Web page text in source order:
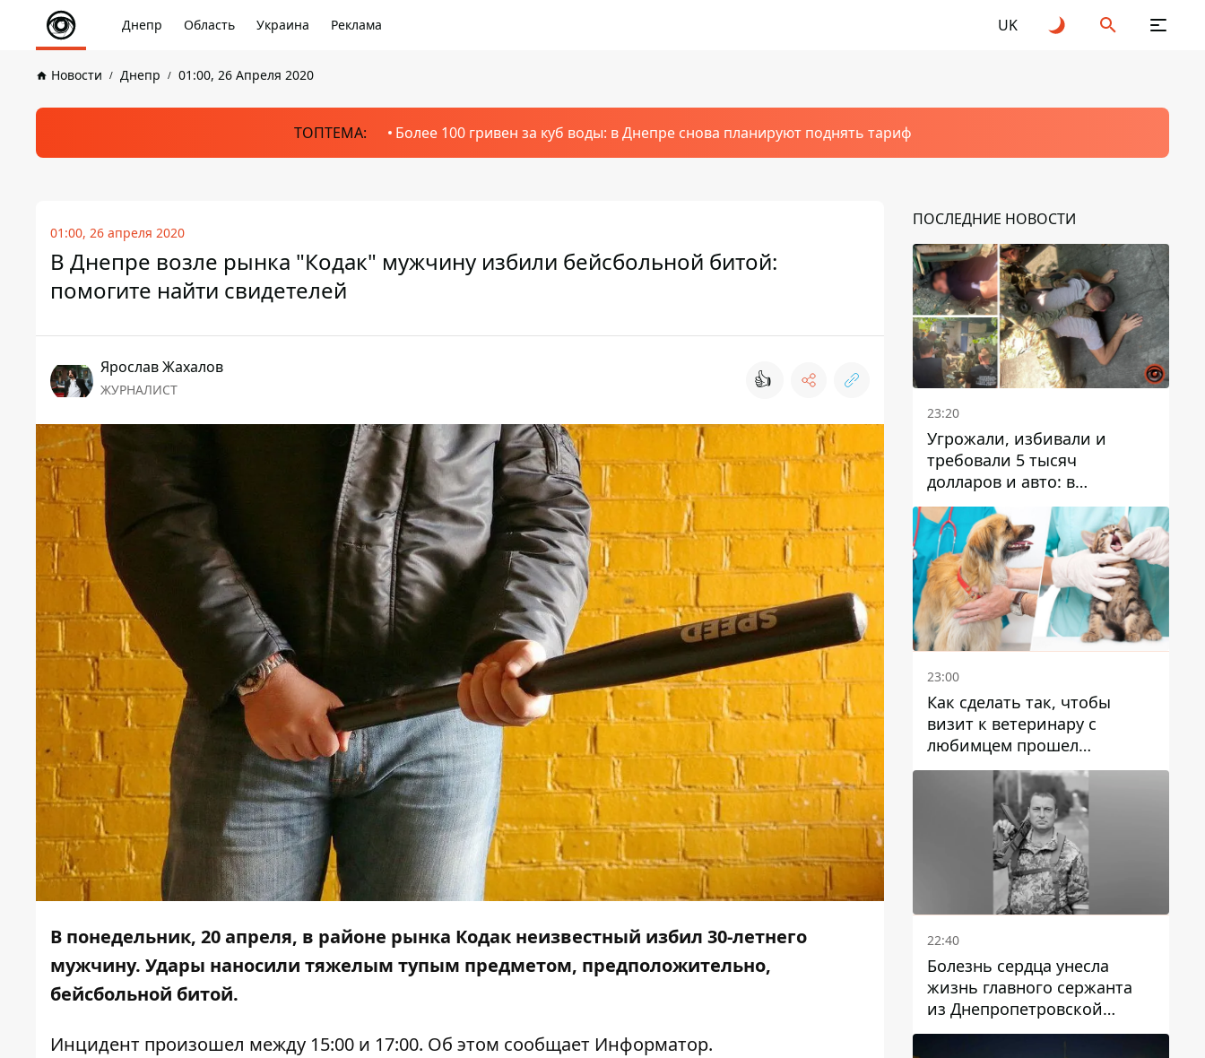
Днепр Область Украина Реклама UK
Новости Днепр 01:00, 26 Апреля 2020
ТОПТЕМА: Более 100 гривен за куб воды: в Днепре снова планируют поднять тариф
01:00, 26 апреля 2020
В Днепре возле рынка "Кодак" мужчину избили бейсбольной битой:
помогите найти свидетелей
Ярослав Жахалов
ЖУРНАЛИСТ 👍
В понедельник, 20 апреля, в районе рынка Кодак неизвестный избил 30-летнего
мужчину. Удары наносили тяжелым тупым предметом, предположительно,
бейсбольной битой.
Инцидент произошел между 15:00 и 17:00. Об этом сообщает Информатор.
ПОСЛЕДНИЕ НОВОСТИ
23:20
Угрожали, избивали и
требовали 5 тысяч
долларов и авто: в
Павлограде задержали двух
мужчин
23:00
Как сделать так, чтобы
визит к ветеринару с
любимцем прошел
спокойно: простые советы
22:40
Болезнь сердца унесла
жизнь главного сержанта
из Днепропетровской
области Юрия Свистуна